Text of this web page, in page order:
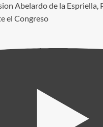
Abelardo de la Espriella,
el Congreso